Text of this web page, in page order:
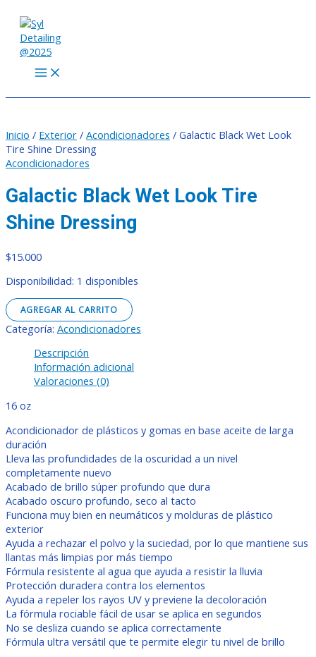
contenido
Inicio / Exterior / Acondicionadores / Galactic Black Wet Look
Tire Shine Dressing
Acondicionadores
Galactic Black Wet Look Tire
Shine Dressing
$15.000
Disponibilidad: 1 disponibles
Black
Wet
Look
AGREGAR AL CARRITO
Categoría: Acondicionadores
Descripción
Información adicional
Valoraciones (0)
16 oz
Acondicionador de plásticos y gomas en base aceite de larga
duración
Lleva las profundidades de la oscuridad a un nivel
completamente nuevo
Acabado de brillo súper profundo que dura
Acabado oscuro profundo, seco al tacto
Funciona muy bien en neumáticos y molduras de plástico
exterior
Ayuda a rechazar el polvo y la suciedad, por lo que mantiene sus
llantas más limpias por más tiempo
Fórmula resistente al agua que ayuda a resistir la lluvia
Protección duradera contra los elementos
Ayuda a repeler los rayos UV y previene la decoloración
La fórmula rociable fácil de usar se aplica en segundos
No se desliza cuando se aplica correctamente
Fórmula ultra versátil que te permite elegir tu nivel de brillo